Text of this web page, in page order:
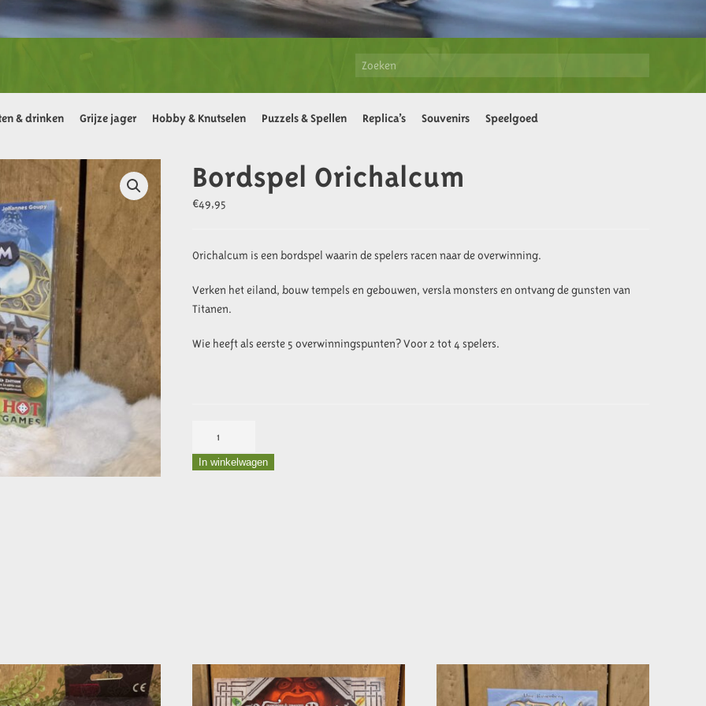
& drinken Grijze jager Hobby & Knutselen Puzzels & Spellen Replica’s Souvenirs Speelgoed
Bordspel Orichalcum
€49,95
Orichalcum is een bordspel waarin de spelers racen naar de overwinning.
Verken het eiland, bouw tempels en gebouwen, versla monsters en ontvang de gunsten van
Titanen.
Wie heeft als eerste 5 overwinningspunten? Voor 2 tot 4 spelers.
aantal
In winkelwagen